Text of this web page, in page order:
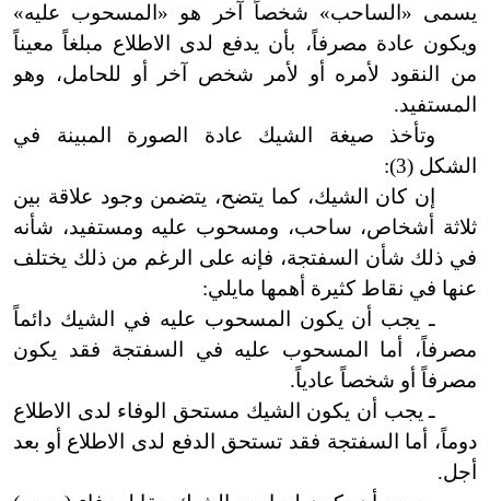
يسمى «الساحب» شخصاً آخر هو «المسحوب عليه»
ويكون عادة مصرفاً، بأن يدفع لدى الاطلاع مبلغاً معيناً
من النقود لأمره أو لأمر شخص آخر أو للحامل، وهو
المستفيد.
وتأخذ صيغة الشيك عادة الصورة المبينة في
الشكل (3):
إن كان الشيك، كما يتضح، يتضمن وجود علاقة بين
ثلاثة أشخاص، ساحب، ومسحوب عليه ومستفيد، شأنه
في ذلك شأن السفتجة، فإنه على الرغم من ذلك يختلف
عنها في نقاط كثيرة أهمها مايلي:
ـ يجب أن يكون المسحوب عليه في الشيك دائماً
مصرفاً، أما المسحوب عليه في السفتجة فقد يكون
مصرفاً أو شخصاً عادياً.
ـ يجب أن يكون الشيك مستحق الوفاء لدى الاطلاع
دوماً، أما السفتجة فقد تستحق الدفع لدى الاطلاع أو بعد
أجل.